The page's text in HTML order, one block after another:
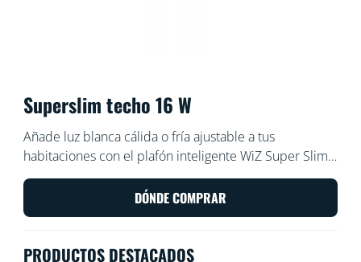
Superslim techo 16 W
Añade luz blanca cálida o fría ajustable a tus
habitaciones con el plafón inteligente WiZ Super Slim.
Úsalo con la aplicación WiZ o con tu propia voz para
reducir y aumentar el brillo o usa los modos de luz
predefinidos en los ajustes de Wi-Fi.
DÓNDE COMPRAR
PRODUCTOS DESTACADOS